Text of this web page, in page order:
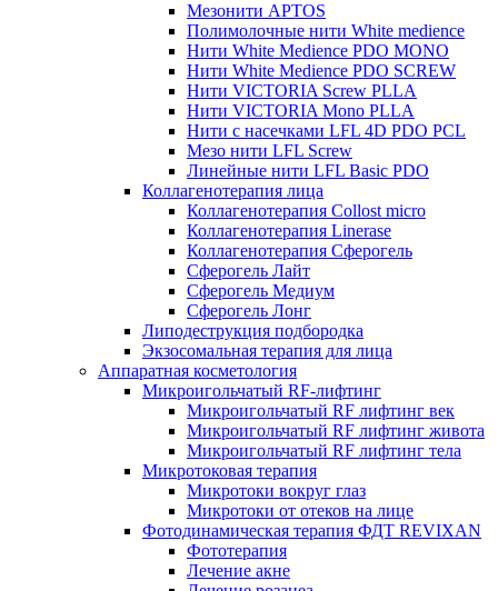
Мезонити APTOS
Полимолочные нити White medience
Нити White Medience PDO MONO
Нити White Medience PDO SCREW
Нити VICTORIA Screw PLLA
Нити VICTORIA Mono PLLA
Нити с насечками LFL 4D PDO PCL
Мезо нити LFL Screw
Линейные нити LFL Basic PDO
Коллагенотерапия лица
Коллагенотерапия Collost micro
Коллагенотерапия Linerase
Коллагенотерапия Сферогель
Сферогель Лайт
Сферогель Медиум
Сферогель Лонг
Липодеструкция подбородка
Экзосомальная терапия для лица
Аппаратная косметология
Микроигольчатый RF-лифтинг
Микроигольчатый RF лифтинг век
Микроигольчатый RF лифтинг живота
Микроигольчатый RF лифтинг тела
Микротоковая терапия
Микротоки вокруг глаз
Микротоки от отеков на лице
Фотодинамическая терапия ФДТ REVIXAN
Фототерапия
Лечение акне